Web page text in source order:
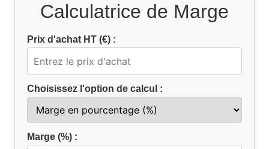
Calculatrice de Marge
Prix d'achat HT (€) :
Choisissez l'option de calcul :
Marge (%) :